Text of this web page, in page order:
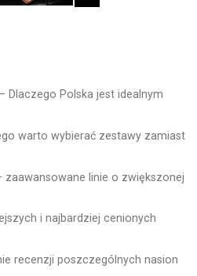
Dlaczego Polska jest idealnym
warto wybierać zestawy zamiast
linie o zwiększonej
i najbardziej cenionych
recenzji poszczególnych nasion